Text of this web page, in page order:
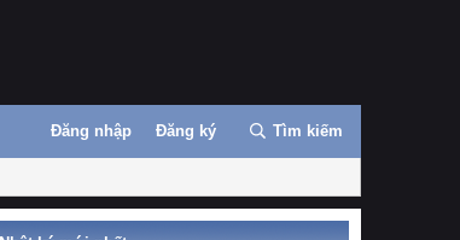
Đăng nhập Đăng ký Tìm kiếm